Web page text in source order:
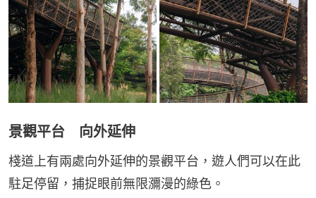
景觀平台 向外延伸
棧道上有兩處向外延伸的景觀平台，遊人們可以在此
駐足停留，捕捉眼前無限瀰漫的綠色。